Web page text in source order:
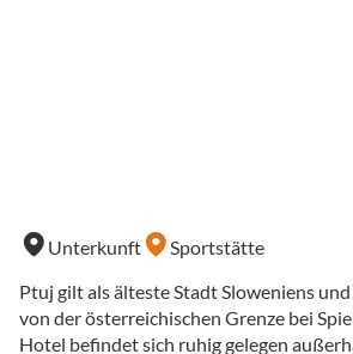
Unterkunft
Sportstätte
Ptuj gilt als älteste Stadt Sloweniens
von der österreichischen Grenze bei
Hotel befindet sich ruhig gelegen